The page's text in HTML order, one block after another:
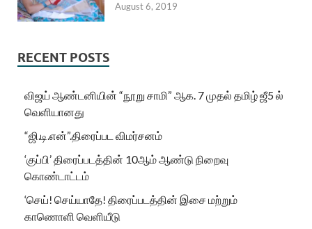
August 6, 2019
RECENT POSTS
விஜய் ஆண்டனியின் “நூறு சாமி” ஆக. 7 முதல் தமிழ் ஜீ5 ல்
வெளியானது
“ஜி.டி.என்”.திரைப்பட விமர்சனம்
‘குப்பி’ திரைப்படத்தின் 10ஆம் ஆண்டு நிறைவு
கொண்டாட்டம்
‘செய்! செய்யாதே! திரைப்படத்தின் இசை மற்றும்
காணொளி வெளியீடு